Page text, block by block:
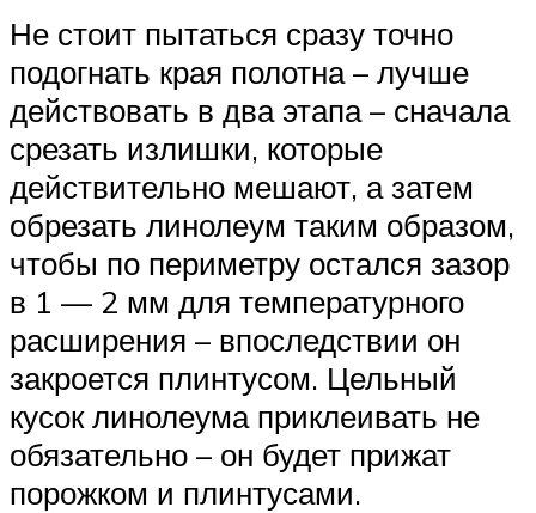
Не стоит пытаться сразу точно
подогнать края полотна – лучше
действовать в два этапа – сначала
срезать излишки, которые
действительно мешают, а затем
обрезать линолеум таким образом,
чтобы по периметру остался зазор
в 1 — 2 мм для температурного
расширения – впоследствии он
закроется плинтусом. Цельный
кусок линолеума приклеивать не
обязательно – он будет прижат
порожком и плинтусами.